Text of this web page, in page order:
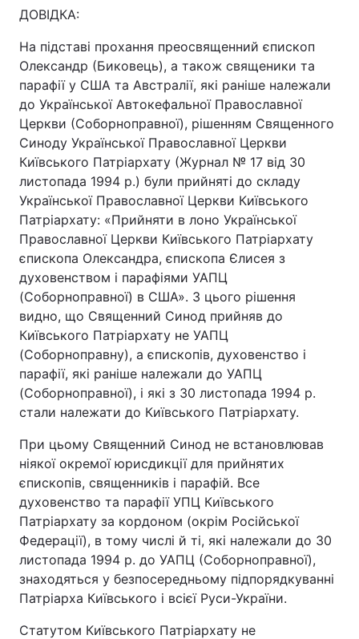
ДОВІДКА:
На підставі прохання преосвященний єпископ
Олександр (Биковець), а також священики та
парафії у США та Австралії, які раніше належали
до Української Автокефальної Православної
Церкви (Соборноправної), рішенням Священного
Синоду Української Православної Церкви
Київського Патріархату (Журнал № 17 від 30
листопада 1994 р.) були прийняті до складу
Української Православної Церкви Київського
Патріархату: «Прийняти в лоно Української
Православної Церкви Київського Патріархату
єпископа Олександра, єпископа Єлисея з
духовенством і парафіями УАПЦ
(Соборноправної) в США». З цього рішення
видно, що Священний Синод прийняв до
Київського Патріархату не УАПЦ
(Соборноправну), а єпископів, духовенство і
парафії, які раніше належали до УАПЦ
(Соборноправної), і які з 30 листопада 1994 р.
стали належати до Київського Патріархату.
При цьому Священний Синод не встановлював
ніякої окремої юрисдикції для прийнятих
єпископів, священників і парафій. Все
духовенство та парафії УПЦ Київського
Патріархату за кордоном (окрім Російської
Федерації), в тому числі й ті, які належали до 30
листопада 1994 р. до УАПЦ (Соборноправної),
знаходяться у безпосередньому підпорядкуванні
Патріарха Київського і всієї Руси-України.
Статутом Київського Патріархату не